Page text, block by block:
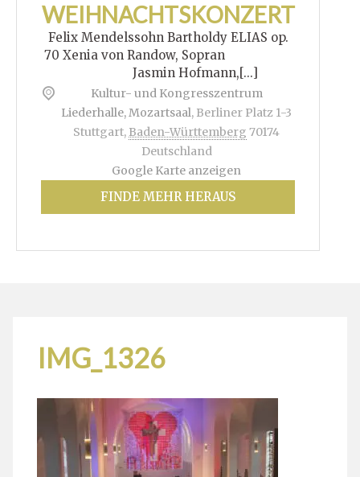
WEIHNACHTSKONZERT
Felix Mendelssohn Bartholdy ELIAS op.
70 Xenia von Randow, Sopran
Jasmin Hofmann,[...]
Kultur- und Kongresszentrum
Liederhalle, Mozartsaal, Berliner Platz 1-3
Stuttgart, Baden-Württemberg 70174
Deutschland
Google Karte anzeigen
FINDE MEHR HERAUS
IMG_1326